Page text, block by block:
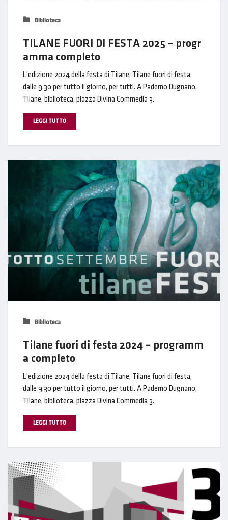
Biblioteca
TILANE FUORI DI FESTA 2025 – progr
amma completo
L'edizione 2024 della festa di Tilane, Tilane fuori di festa,
dalle 9.30 per tutto il giorno, per tutti. A Paderno Dugnano,
Tilane, biblioteca, piazza Divina Commedia 3.
LEGGI TUTTO
Biblioteca
Tilane fuori di festa 2024 – programm
a completo
L'edizione 2024 della festa di Tilane, Tilane fuori di festa,
dalle 9.30 per tutto il giorno, per tutti. A Paderno Dugnano,
Tilane, biblioteca, piazza Divina Commedia 3.
LEGGI TUTTO